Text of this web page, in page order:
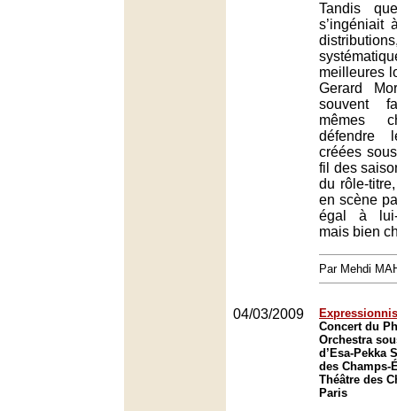
Tandis
s’ingéniait
meilleures
Gerard
souvent
mêmes
défendre
créées
fil des
du rôle-
en scène
égal à lui-
mais bien
Par Mehdi
04/03/2009
Concert du
Orchestra
d’Esa-Pekka
des Champs-
Théâtre des
Paris